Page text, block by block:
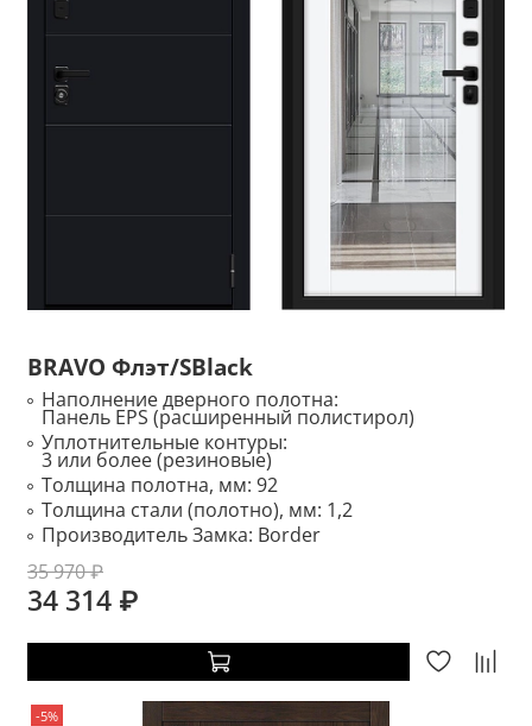
BRAVO Флэт/SBlack
Наполнение дверного полотна:
Панель EPS (расширенный полистирол)
Уплотнительные контуры:
3 или более (резиновые)
Толщина полотна, мм: 92
Толщина стали (полотно), мм: 1,2
Производитель Замка: Border
35 970 ₽
34 314 ₽
-5%